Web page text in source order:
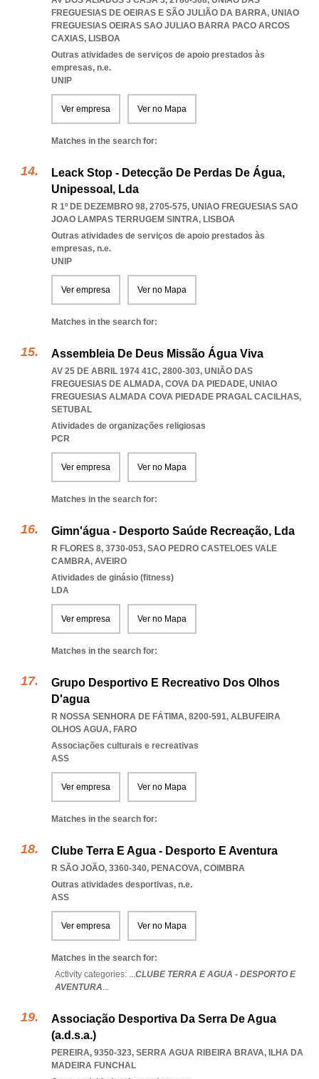
FREGUESIAS DE OEIRAS E SÃO JULIÃO DA BARRA, UNIAO
FREGUESIAS OEIRAS SAO JULIAO BARRA PACO ARCOS
CAXIAS, LISBOA
Outras atividades de serviços de apoio prestados às
empresas, n.e.
UNIP
Ver empresa Ver no Mapa
Matches in the search for:
Leack Stop - Detecção De Perdas De Água,
Unipessoal, Lda
R 1º DE DEZEMBRO 98, 2705-575, UNIAO FREGUESIAS SAO
JOAO LAMPAS TERRUGEM SINTRA, LISBOA
Outras atividades de serviços de apoio prestados às
empresas, n.e.
UNIP
Ver empresa Ver no Mapa
Matches in the search for:
Assembleia De Deus Missão Água Viva
AV 25 DE ABRIL 1974 41C, 2800-303, UNIÃO DAS
FREGUESIAS DE ALMADA, COVA DA PIEDADE, UNIAO
FREGUESIAS ALMADA COVA PIEDADE PRAGAL CACILHAS,
SETUBAL
Atividades de organizações religiosas
PCR
Ver empresa Ver no Mapa
Matches in the search for:
Gimn'água - Desporto Saúde Recreação, Lda
R FLORES 8, 3730-053, SAO PEDRO CASTELOES VALE
CAMBRA, AVEIRO
Atividades de ginásio (fitness)
LDA
Ver empresa Ver no Mapa
Matches in the search for:
Grupo Desportivo E Recreativo Dos Olhos
D'agua
R NOSSA SENHORA DE FÁTIMA, 8200-591, ALBUFEIRA
OLHOS AGUA, FARO
Associações culturais e recreativas
ASS
Ver empresa Ver no Mapa
Matches in the search for:
Clube Terra E Agua - Desporto E Aventura
R SÃO JOÃO, 3360-340, PENACOVA, COIMBRA
Outras atividades desportivas, n.e.
ASS
Ver empresa Ver no Mapa
Matches in the search for:
Activity categories: ...CLUBE TERRA E AGUA - DESPORTO E
AVENTURA...
Associação Desportiva Da Serra De Agua
(a.d.s.a.)
PEREIRA, 9350-323, SERRA AGUA RIBEIRA BRAVA, ILHA DA
MADEIRA FUNCHAL